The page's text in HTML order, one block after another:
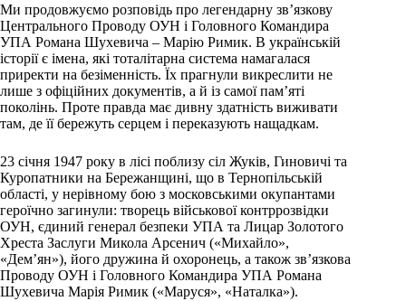
Ми продовжуємо розповідь про легендарну зв’язкову
Центрального Проводу ОУН і Головного Командира
УПА Романа Шухевича – Марію Римик. В українській
історії є імена, які тоталітарна система намагалася
приректи на безіменність. Їх прагнули викреслити не
лише з офіційних документів, а й із самої пам’яті
поколінь. Проте правда має дивну здатність виживати
там, де її бережуть серцем і переказують нащадкам.
23 січня 1947 року в лісі поблизу сіл Жуків, Гиновичі та
Куропатники на Бережанщині, що в Тернопільській
області, у нерівному бою з московськими окупантами
героїчно загинули: творець військової контррозвідки
ОУН, єдиний генерал безпеки УПА та Лицар Золотого
Хреста Заслуги Микола Арсенич («Михайло»,
«Дем’ян»), його дружина й охоронець, а також зв’язкова
Проводу ОУН і Головного Командира УПА Романа
Шухевича Марія Римик («Маруся», «Наталка»).